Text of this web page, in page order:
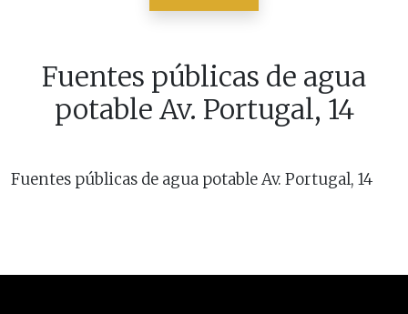
Fuentes públicas de agua
potable Av. Portugal, 14
Fuentes públicas de agua potable Av. Portugal, 14